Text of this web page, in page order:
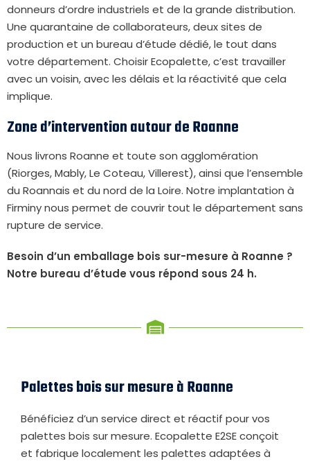
donneurs d’ordre industriels et de la grande distribution.
Une quarantaine de collaborateurs, deux sites de
production et un bureau d’étude dédié, le tout dans
votre département. Choisir Ecopalette, c’est travailler
avec un voisin, avec les délais et la réactivité que cela
implique.
Zone d’intervention autour de Roanne
Nous livrons Roanne et toute son agglomération
(Riorges, Mably, Le Coteau, Villerest), ainsi que l’ensemble
du Roannais et du nord de la Loire. Notre implantation à
Firminy nous permet de couvrir tout le département sans
rupture de service.
Besoin d’un emballage bois sur-mesure à Roanne ?
Notre bureau d’étude vous répond sous 24 h.
Palettes bois sur mesure à Roanne
Bénéficiez d’un service direct et réactif pour vos
palettes bois sur mesure. Ecopalette E2SE conçoit
et fabrique localement les palettes adaptées à